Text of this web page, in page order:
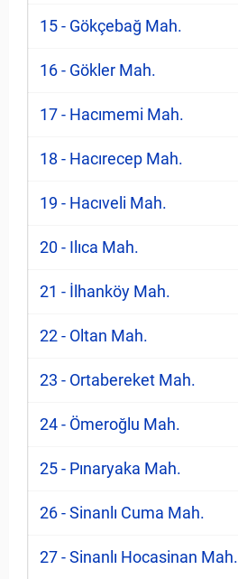
15 - Gökçebağ Mah.
16 - Gökler Mah.
17 - Hacımemi Mah.
18 - Hacırecep Mah.
19 - Hacıveli Mah.
20 - Ilıca Mah.
21 - İlhanköy Mah.
22 - Oltan Mah.
23 - Ortabereket Mah.
24 - Ömeroğlu Mah.
25 - Pınaryaka Mah.
26 - Sinanlı Cuma Mah.
27 - Sinanlı Hocasinan Mah.